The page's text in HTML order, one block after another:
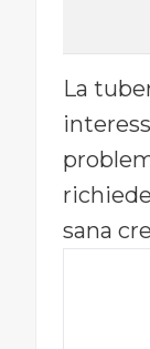
La
sana